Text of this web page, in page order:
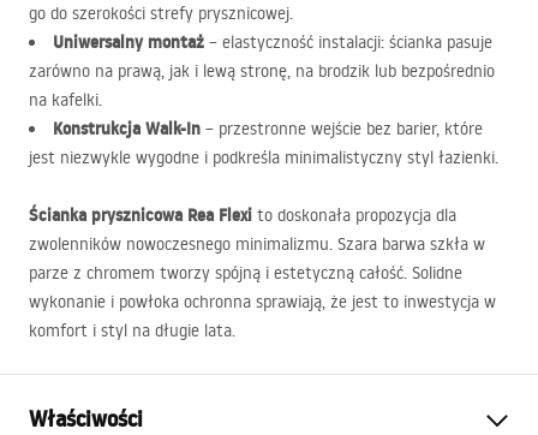
go do szerokości strefy prysznicowej.
Uniwersalny montaż – elastyczność instalacji: ścianka pasuje
zarówno na prawą, jak i lewą stronę, na brodzik lub bezpośrednio
na kafelki.
Konstrukcja Walk-In – przestronne wejście bez barier, które
jest niezwykle wygodne i podkreśla minimalistyczny styl łazienki.
Ścianka prysznicowa Rea Flexi to doskonała propozycja dla
zwolenników nowoczesnego minimalizmu. Szara barwa szkła w
parze z chromem tworzy spójną i estetyczną całość. Solidne
wykonanie i powłoka ochronna sprawiają, że jest to inwestycja w
komfort i styl na długie lata.
Właściwości